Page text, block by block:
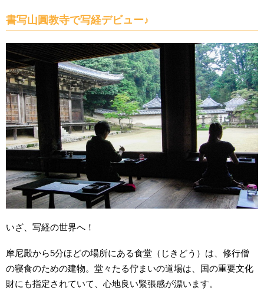
書写山圓教寺で写経デビュー♪
いざ、写経の世界へ！
摩尼殿から5分ほどの場所にある食堂（じきどう）は、修行僧
の寝食のための建物。堂々たる佇まいの道場は、国の重要文化
財にも指定されていて、心地良い緊張感が漂います。